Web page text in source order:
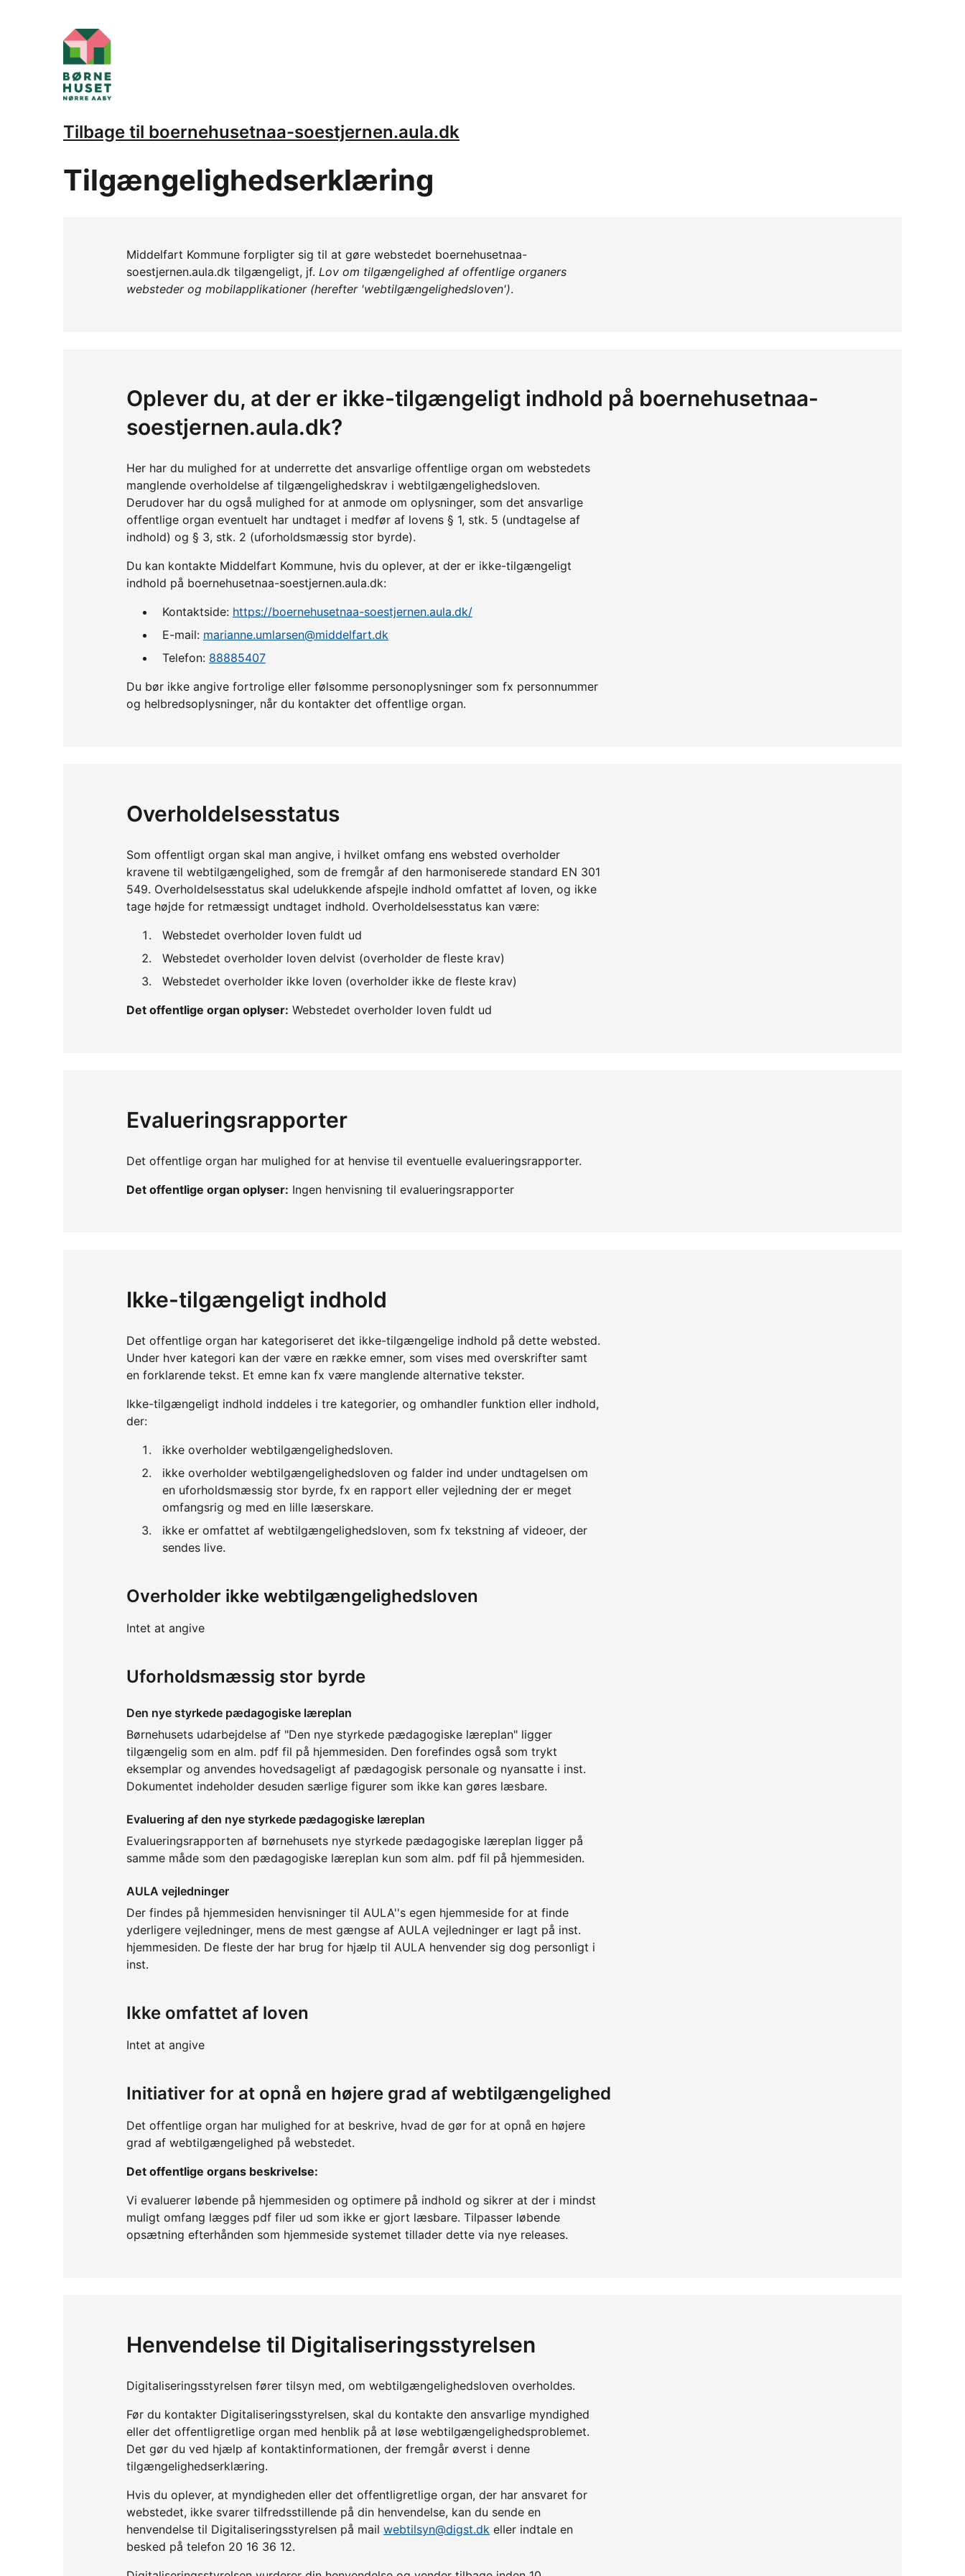
Tilbage til boernehusetnaa-soestjernen.aula.dk
Tilgængelighedserklæring
Middelfart Kommune forpligter sig til at gøre webstedet boernehusetnaa-
soestjernen.aula.dk tilgængeligt, jf. Lov om tilgængelighed af offentlige organers
websteder og mobilapplikationer (herefter 'webtilgængelighedsloven').
Oplever du, at der er ikke-tilgængeligt indhold på boernehusetnaa-
soestjernen.aula.dk?
Her har du mulighed for at underrette det ansvarlige offentlige organ om webstedets
manglende overholdelse af tilgængelighedskrav i webtilgængelighedsloven.
Derudover har du også mulighed for at anmode om oplysninger, som det ansvarlige
offentlige organ eventuelt har undtaget i medfør af lovens § 1, stk. 5 (undtagelse af
indhold) og § 3, stk. 2 (uforholdsmæssig stor byrde).
Du kan kontakte Middelfart Kommune, hvis du oplever, at der er ikke-tilgængeligt
indhold på boernehusetnaa-soestjernen.aula.dk:
Kontaktside: https://boernehusetnaa-soestjernen.aula.dk/
E-mail: marianne.umlarsen@middelfart.dk
Telefon: 88885407
Du bør ikke angive fortrolige eller følsomme personoplysninger som fx personnummer
og helbredsoplysninger, når du kontakter det offentlige organ.
Overholdelsesstatus
Som offentligt organ skal man angive, i hvilket omfang ens websted overholder
kravene til webtilgængelighed, som de fremgår af den harmoniserede standard EN 301
549. Overholdelsesstatus skal udelukkende afspejle indhold omfattet af loven, og ikke
tage højde for retmæssigt undtaget indhold. Overholdelsesstatus kan være:
Webstedet overholder loven fuldt ud
Webstedet overholder loven delvist (overholder de fleste krav)
Webstedet overholder ikke loven (overholder ikke de fleste krav)
Det offentlige organ oplyser: Webstedet overholder loven fuldt ud
Evalueringsrapporter
Det offentlige organ har mulighed for at henvise til eventuelle evalueringsrapporter.
Det offentlige organ oplyser: Ingen henvisning til evalueringsrapporter
Ikke-tilgængeligt indhold
Det offentlige organ har kategoriseret det ikke-tilgængelige indhold på dette websted.
Under hver kategori kan der være en række emner, som vises med overskrifter samt
en forklarende tekst. Et emne kan fx være manglende alternative tekster.
Ikke-tilgængeligt indhold inddeles i tre kategorier, og omhandler funktion eller indhold,
der:
ikke overholder webtilgængelighedsloven.
ikke overholder webtilgængelighedsloven og falder ind under undtagelsen om
en uforholdsmæssig stor byrde, fx en rapport eller vejledning der er meget
omfangsrig og med en lille læserskare.
ikke er omfattet af webtilgængelighedsloven, som fx tekstning af videoer, der
sendes live.
Overholder ikke webtilgængelighedsloven
Intet at angive
Uforholdsmæssig stor byrde
Den nye styrkede pædagogiske læreplan
Børnehusets udarbejdelse af "Den nye styrkede pædagogiske læreplan" ligger
tilgængelig som en alm. pdf fil på hjemmesiden. Den forefindes også som trykt
eksemplar og anvendes hovedsageligt af pædagogisk personale og nyansatte i inst.
Dokumentet indeholder desuden særlige figurer som ikke kan gøres læsbare.
Evaluering af den nye styrkede pædagogiske læreplan
Evalueringsrapporten af børnehusets nye styrkede pædagogiske læreplan ligger på
samme måde som den pædagogiske læreplan kun som alm. pdf fil på hjemmesiden.
AULA vejledninger
Der findes på hjemmesiden henvisninger til AULA''s egen hjemmeside for at finde
yderligere vejledninger, mens de mest gængse af AULA vejledninger er lagt på inst.
hjemmesiden. De fleste der har brug for hjælp til AULA henvender sig dog personligt i
inst.
Ikke omfattet af loven
Intet at angive
Initiativer for at opnå en højere grad af webtilgængelighed
Det offentlige organ har mulighed for at beskrive, hvad de gør for at opnå en højere
grad af webtilgængelighed på webstedet.
Det offentlige organs beskrivelse:
Vi evaluerer løbende på hjemmesiden og optimere på indhold og sikrer at der i mindst
muligt omfang lægges pdf filer ud som ikke er gjort læsbare. Tilpasser løbende
opsætning efterhånden som hjemmeside systemet tillader dette via nye releases.
Henvendelse til Digitaliseringsstyrelsen
Digitaliseringsstyrelsen fører tilsyn med, om webtilgængelighedsloven overholdes.
Før du kontakter Digitaliseringsstyrelsen, skal du kontakte den ansvarlige myndighed
eller det offentligretlige organ med henblik på at løse webtilgængelighedsproblemet.
Det gør du ved hjælp af kontaktinformationen, der fremgår øverst i denne
tilgængelighedserklæring.
Hvis du oplever, at myndigheden eller det offentligretlige organ, der har ansvaret for
webstedet, ikke svarer tilfredsstillende på din henvendelse, kan du sende en
henvendelse til Digitaliseringsstyrelsen på mail webtilsyn@digst.dk eller indtale en
besked på telefon 20 16 36 12.